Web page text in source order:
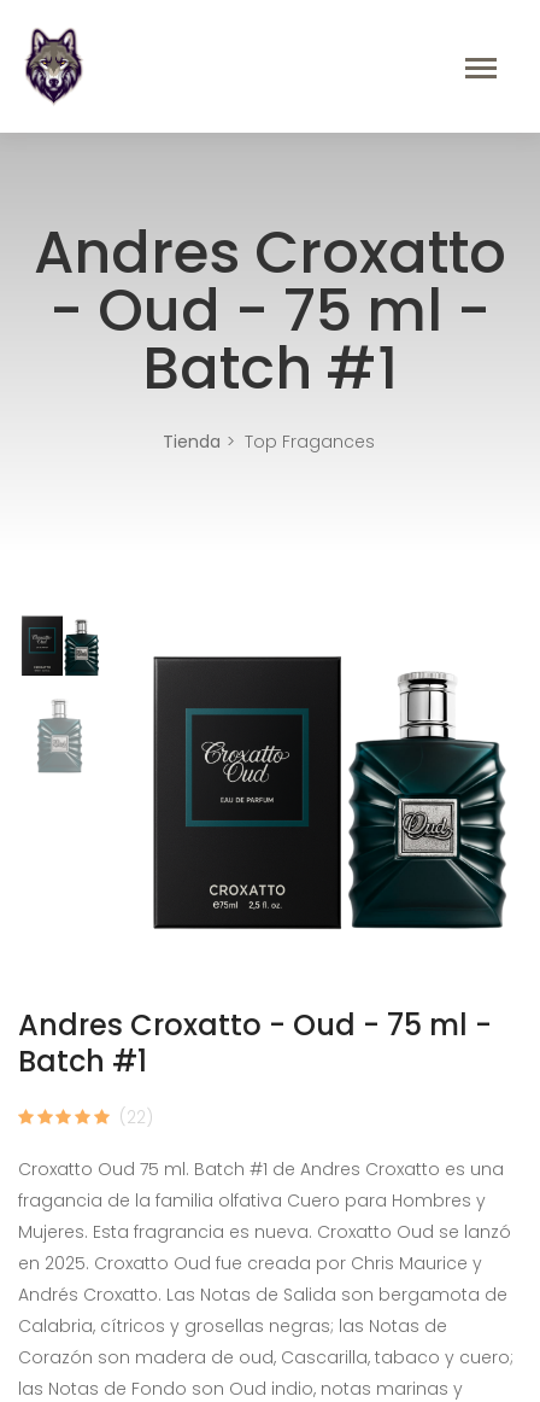
Andres Croxatto
- Oud - 75 ml -
Batch #1
Tienda Top Fragances
Andres Croxatto - Oud - 75 ml -
Batch #1
(22)
Croxatto Oud 75 ml. Batch #1 de Andres Croxatto es una
fragancia de la familia olfativa Cuero para Hombres y
Mujeres. Esta fragrancia es nueva. Croxatto Oud se lanzó
en 2025. Croxatto Oud fue creada por Chris Maurice y
Andrés Croxatto. Las Notas de Salida son bergamota de
Calabria, cítricos y grosellas negras; las Notas de
Corazón son madera de oud, Cascarilla, tabaco y cuero;
las Notas de Fondo son Oud indio, notas marinas y